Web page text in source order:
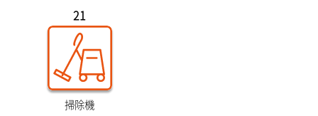
21
掃除機